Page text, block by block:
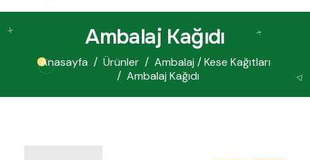
Ambalaj Kağıdı
Anasayfa Ürünler
Ambalaj / Kese Kağıtları
Ambalaj Kağıdı